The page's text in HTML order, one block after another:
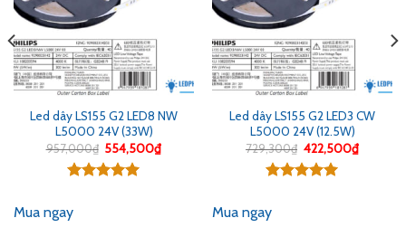
Led dây LS155 G2 LED8 NW
L5000 24V (33W)
957,000₫ Giá
gốc
là:
554,500₫Giá
hiện
5 sao
Mua ngay
Led dây LS155 G2 LED3 CW
L5000 24V (12.5W)
729,300₫ Giá
gốc
là:
422,500₫Giá
hiện
5 sao
Mua ngay